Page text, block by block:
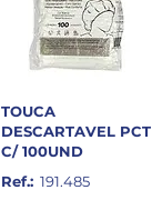
TOUCA
DESCARTAVEL PCT
C/ 100UND
Ref.: 191.485